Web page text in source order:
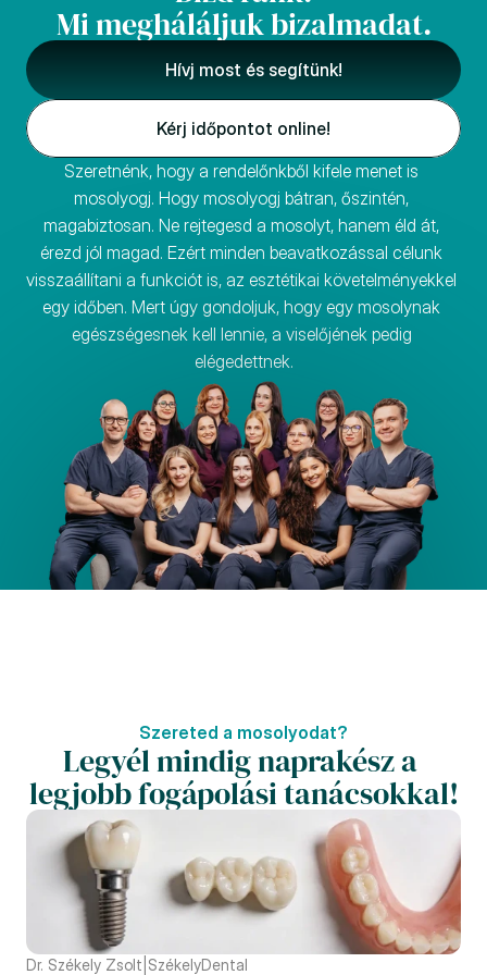
Mi megháláljuk bizalmadat.
Hívj most és segítünk!
Kérj időpontot online!
Szeretnénk, hogy a rendelőnkből kifele menet is
mosolyogj. Hogy mosolyogj bátran, őszintén,
magabiztosan. Ne rejtegesd a mosolyt, hanem éld át,
érezd jól magad. Ezért minden beavatkozással célunk
visszaállítani a funkciót is, az esztétikai követelményekkel
egy időben. Mert úgy gondoljuk, hogy egy mosolynak
egészségesnek kell lennie, a viselőjének pedig
elégedettnek.
Szereted a mosolyodat?
Legyél mindig naprakész a
legjobb fogápolási tanácsokkal!
Dr. Székely Zsolt SzékelyDental